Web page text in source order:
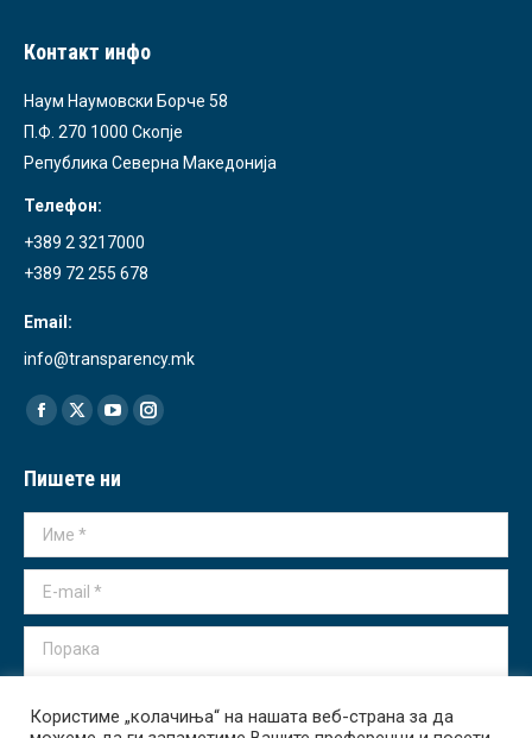
Контакт инфо
Наум Наумовски Борче 58
П.Ф. 270 1000 Скопје
Република Северна Македонија
Телефон:
+389 2 3217000
+389 72 255 678
Email:
info@transparency.mk
Find us on:
Facebook
opens
in
new
X
opens
in
YouTube
opens
in
Instagram
in
Пишете ни
Име *
E-mail *
Порака
Користиме „колачиња“ на нашата веб-страна за да